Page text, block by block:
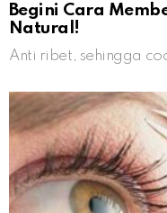
Begini Cara
Natural!
Anti ribet, sehingga